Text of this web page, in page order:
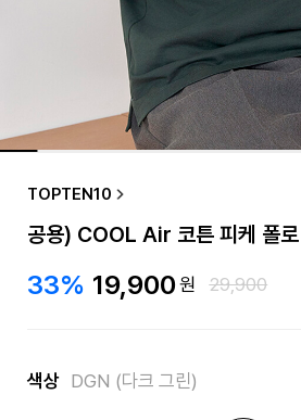
TOPTEN10
공용) COOL Air 코튼 피케 폴
33% 19,900원 29,900
색상 DGN (다크 그린)